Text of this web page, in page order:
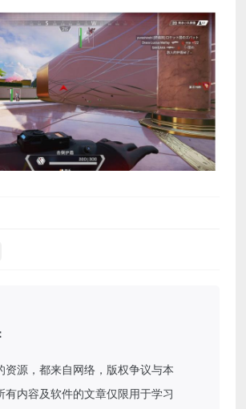
资源，都来自网络，版权争议与本
有内容及软件的文章仅限用于学习